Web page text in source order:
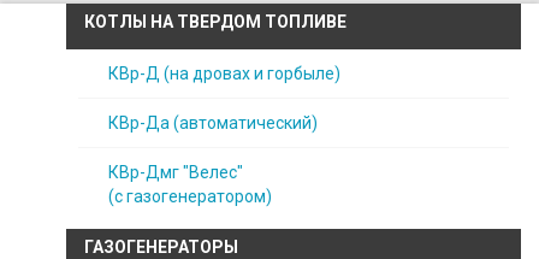
КОТЛЫ НА ТВЕРДОМ ТОПЛИВЕ
КВр-Д (на дровах и горбыле)
КВр-Да (автоматический)
КВр-Дмг "Велес"
(с газогенератором)
ГАЗОГЕНЕРАТОРЫ